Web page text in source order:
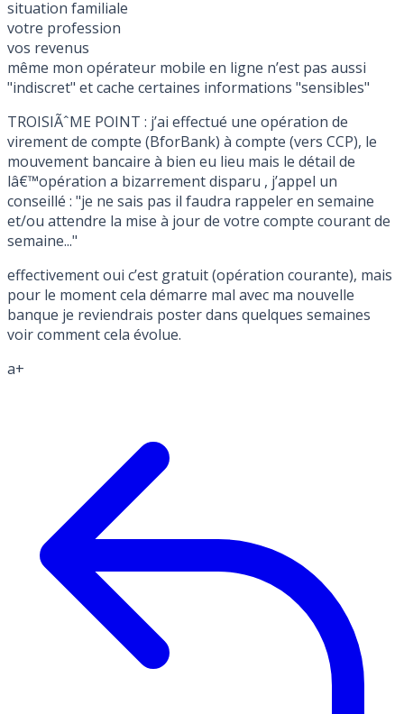
situation familiale
votre profession
vos revenus
même mon opérateur mobile en ligne n’est pas aussi
"indiscret" et cache certaines informations "sensibles"
TROISIÃˆME POINT : j’ai effectué une opération de
virement de compte (BforBank) à compte (vers CCP), le
mouvement bancaire à bien eu lieu mais le détail de
lâ€™opération a bizarrement disparu , j’appel un
conseillé : "je ne sais pas il faudra rappeler en semaine
et/ou attendre la mise à jour de votre compte courant de
semaine..."
effectivement oui c’est gratuit (opération courante), mais
pour le moment cela démarre mal avec ma nouvelle
banque je reviendrais poster dans quelques semaines
voir comment cela évolue.
a+